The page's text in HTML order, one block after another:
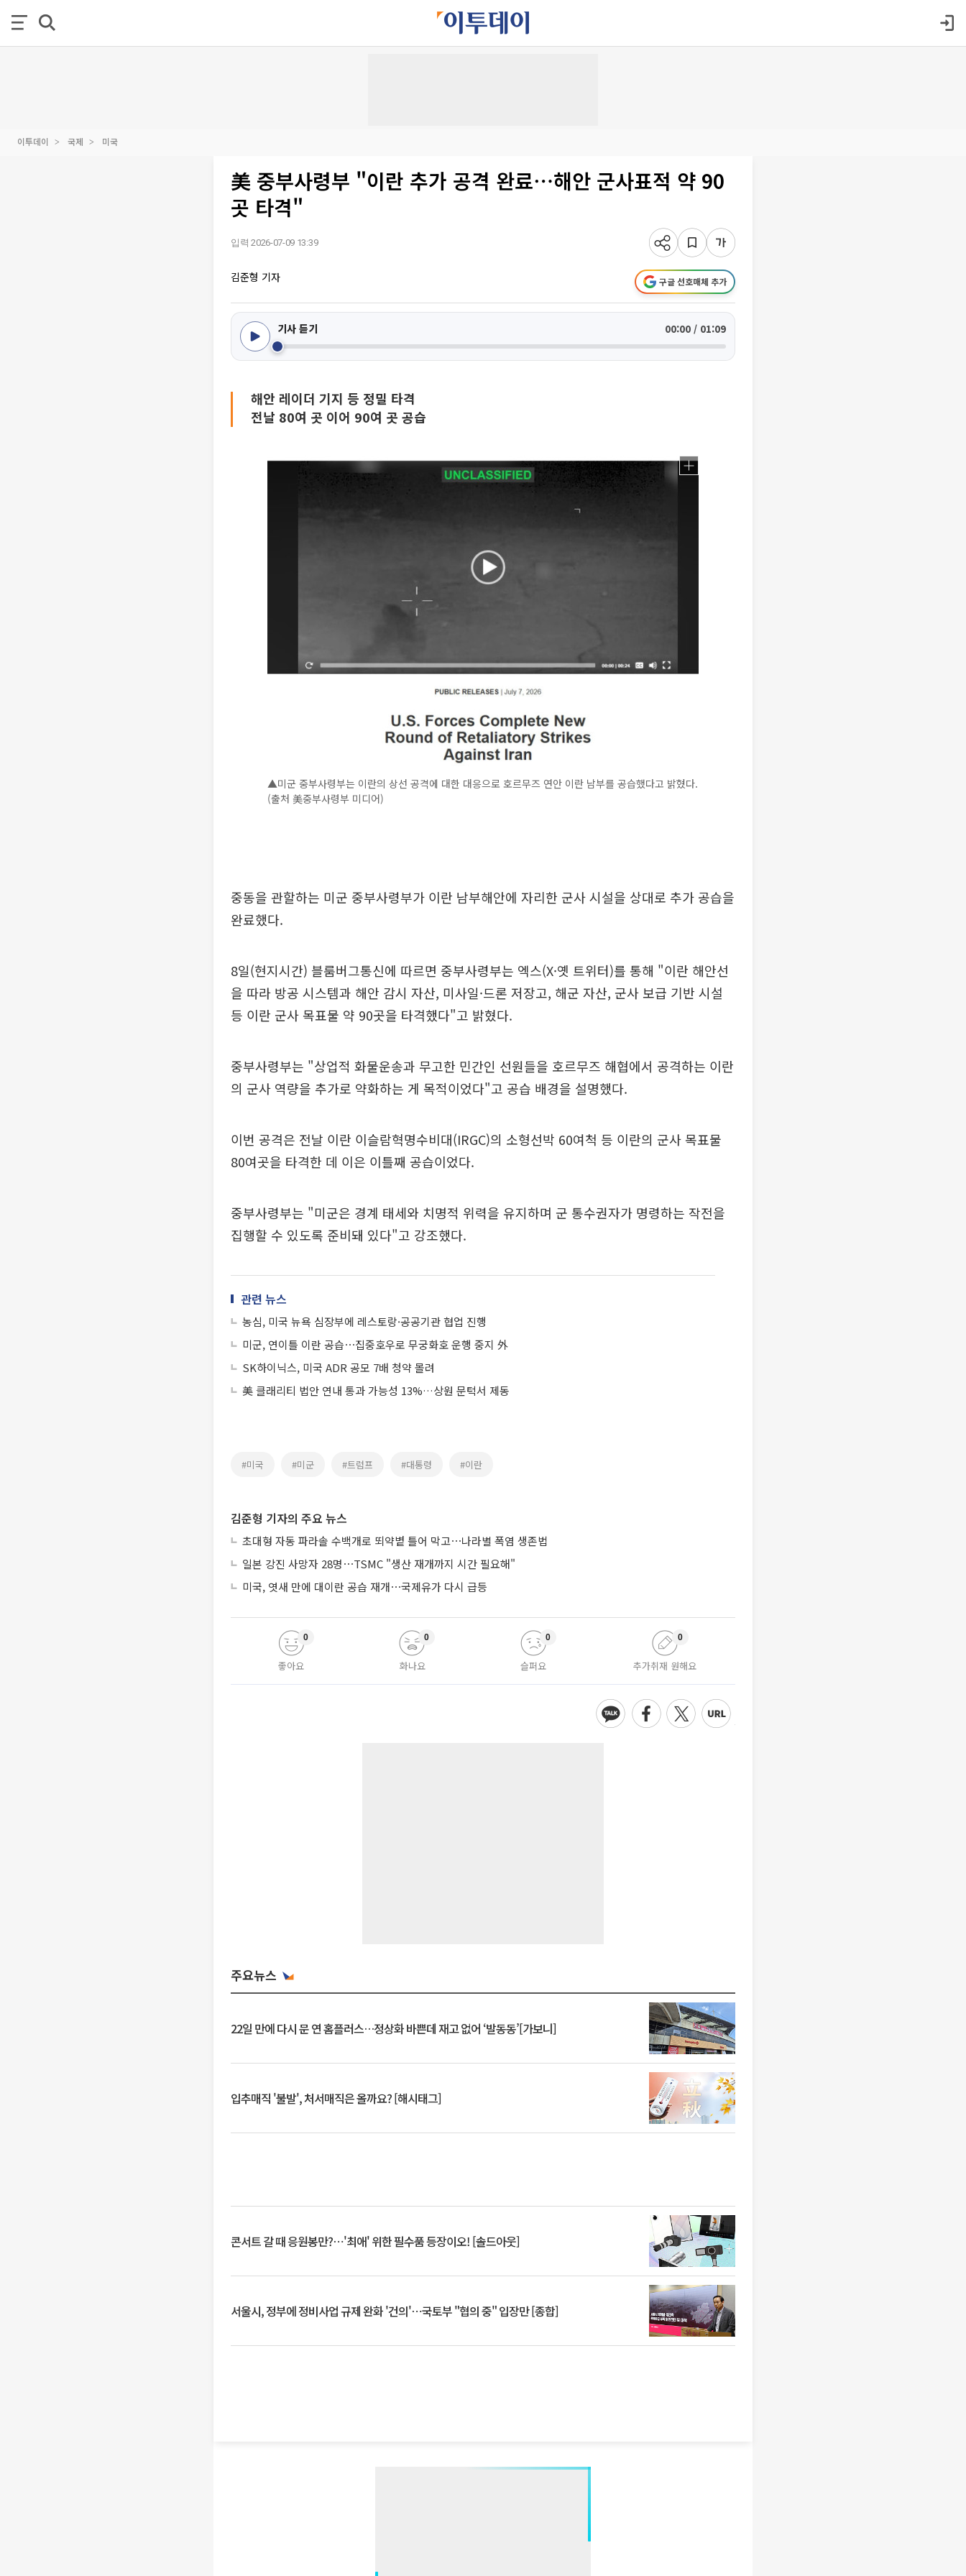
이투데이 국제 미국
美 중부사령부 "이란 추가 공격 완료⋯해안 군사표적 약 90
곳 타격"
입력 2026-07-09 13:39
김준형 기자 구글 선호매체 추가
기사 듣기 00:00 / 01:09
해안 레이더 기지 등 정밀 타격
전날 80여 곳 이어 90여 곳 공습
▲미군 중부사령부는 이란의 상선 공격에 대한 대응으로 호르무즈 연안 이란 남부를 공습했다고 밝혔다.
(출처 美중부사령부 미디어)
중동을 관할하는 미군 중부사령부가 이란 남부해안에 자리한 군사 시설을 상대로 추가 공습을
완료했다.
8일(현지시간) 블룸버그통신에 따르면 중부사령부는 엑스(X·옛 트위터)를 통해 "이란 해안선
을 따라 방공 시스템과 해안 감시 자산, 미사일·드론 저장고, 해군 자산, 군사 보급 기반 시설
등 이란 군사 목표물 약 90곳을 타격했다"고 밝혔다.
중부사령부는 "상업적 화물운송과 무고한 민간인 선원들을 호르무즈 해협에서 공격하는 이란
의 군사 역량을 추가로 약화하는 게 목적이었다"고 공습 배경을 설명했다.
이번 공격은 전날 이란 이슬람혁명수비대(IRGC)의 소형선박 60여척 등 이란의 군사 목표물
80여곳을 타격한 데 이은 이틀째 공습이었다.
중부사령부는 "미군은 경계 태세와 치명적 위력을 유지하며 군 통수권자가 명령하는 작전을
집행할 수 있도록 준비돼 있다"고 강조했다.
관련 뉴스
농심, 미국 뉴욕 심장부에 레스토랑·공공기관 협업 진행
미군, 연이틀 이란 공습⋯집중호우로 무궁화호 운행 중지 外
SK하이닉스, 미국 ADR 공모 7배 청약 몰려
美 클래리티 법안 연내 통과 가능성 13%…상원 문턱서 제동
#미국 #미군 #트럼프 #대통령 #이란
김준형 기자의 주요 뉴스
초대형 자동 파라솔 수백개로 뙤약볕 틀어 막고⋯나라별 폭염 생존법
일본 강진 사망자 28명⋯TSMC "생산 재개까지 시간 필요해"
미국, 엿새 만에 대이란 공습 재개⋯국제유가 다시 급등
좋아요
0
화나요
0
슬퍼요
0
추가취재 원해요
0
주요뉴스
22일 만에 다시 문 연 홈플러스…정상화 바쁜데 재고 없어 ‘발동동’[가보니]
입추매직 '불발', 처서매직은 올까요? [해시태그]
콘서트 갈 때 응원봉만?⋯'최애' 위한 필수품 등장이오! [솔드아웃]
서울시, 정부에 정비사업 규제 완화 '건의'⋯국토부 "협의 중" 입장만 [종합]